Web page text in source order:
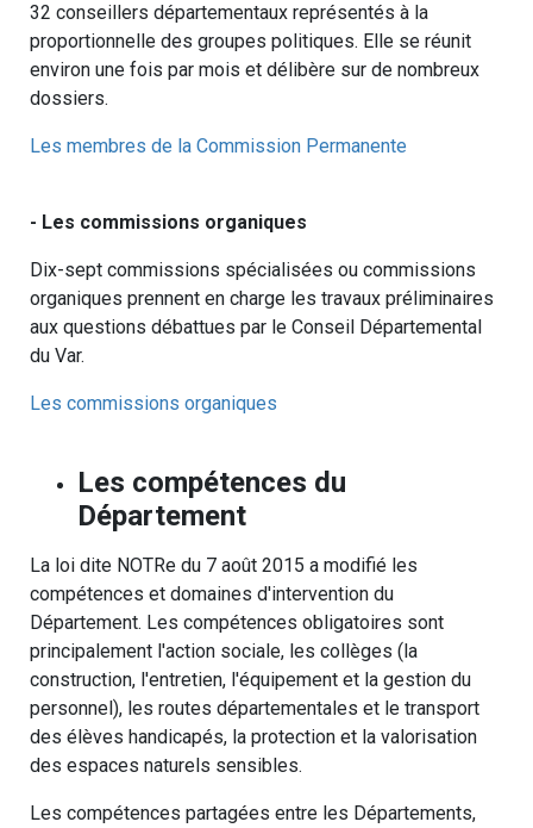
32 conseillers départementaux représentés à la
proportionnelle des groupes politiques. Elle se réunit
environ une fois par mois et délibère sur de nombreux
dossiers.
Les membres de la Commission Permanente
- Les commissions organiques
Dix-sept commissions spécialisées ou commissions
organiques prennent en charge les travaux préliminaires
aux questions débattues par le Conseil Départemental
du Var.
Les commissions organiques
Les compétences du
Département
La loi dite NOTRe du 7 août 2015 a modifié les
compétences et domaines d'intervention du
Département. Les compétences obligatoires sont
principalement l'action sociale, les collèges (la
construction, l'entretien, l'équipement et la gestion du
personnel), les routes départementales et le transport
des élèves handicapés, la protection et la valorisation
des espaces naturels sensibles.
Les compétences partagées entre les Départements,